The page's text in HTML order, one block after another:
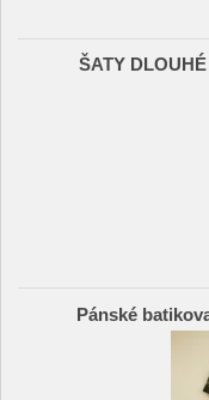
ŠATY
Pánské